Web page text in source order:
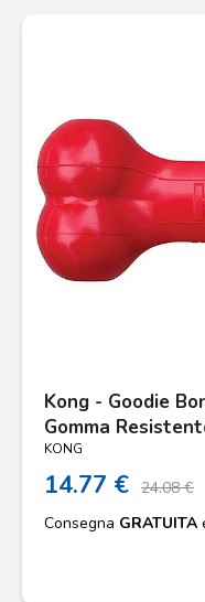
Kong - Goodie
Gomma
KONG
14.77 € 24.08 €
Consegna GRATUITA